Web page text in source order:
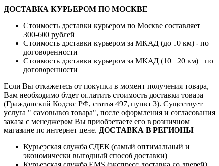
ДОСТАВКА КУРЬЕРОМ ПО МОСКВЕ
Стоимость доставки курьером по Москве составляет
300-600 рублей
Стоимость доставки курьером за МКАД (до 10 км) - по
договоренности
Стоимость доставки курьером за МКАД (10 - 20 км) - по
договоренности
Если Вы откажетесь от покупки в момент получения товара,
Вам необходимо будет оплатить стоимость доставки товара
(Гражданский Кодекс РФ, статья 497, пункт 3). Существует
услуга " самовывоз товара", после оформления и согласования
заказа с менеджером Вы приобретаете его в розничном
магазине по интернет цене. ДОСТАВКА В РЕГИОНЫ
Курьерская служба СДЕК (самый оптимальный и
экономически выгодный способ доставки)
Курьерская служба EMS (экспресс доставка до дверей)